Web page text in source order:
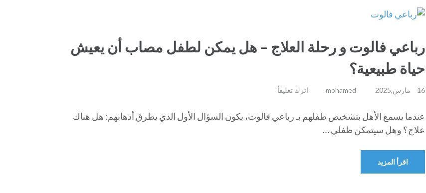
رباعي فالوت و رحلة العلاج – هل يمكن لطفل مصاب أن يعيش
حياة طبيعية؟
16 مارس,2025 mohamed اترك تعليقاً
عندما يسمع الأهل بتشخيص طفلهم بـ رباعي فالوت، يكون السؤال الأول الذي يطرق أذهانهم: هل هناك
علاج؟ وهل سيتمكن طفلي …
اقرأ المزيد